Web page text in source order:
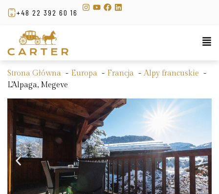
+48 22 392 60 16
Strona Główna Europa Francja
Alpy francuskie
L’Alpaga, Megeve